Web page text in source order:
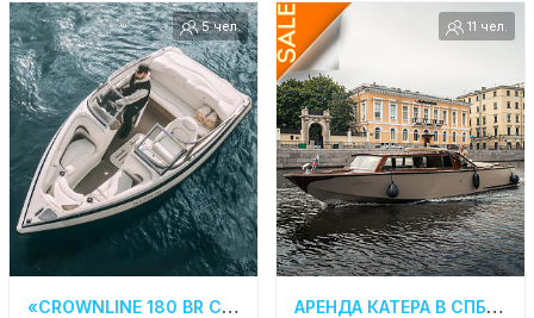
5 чел.
«CROWNLINE 180 BR СЕРЕНИТИ» АРЕНДА КАТЕРА В СПБ
11 чел.
АРЕНДА КАТЕРА В СПБ «ВЕРСАЛЬ»